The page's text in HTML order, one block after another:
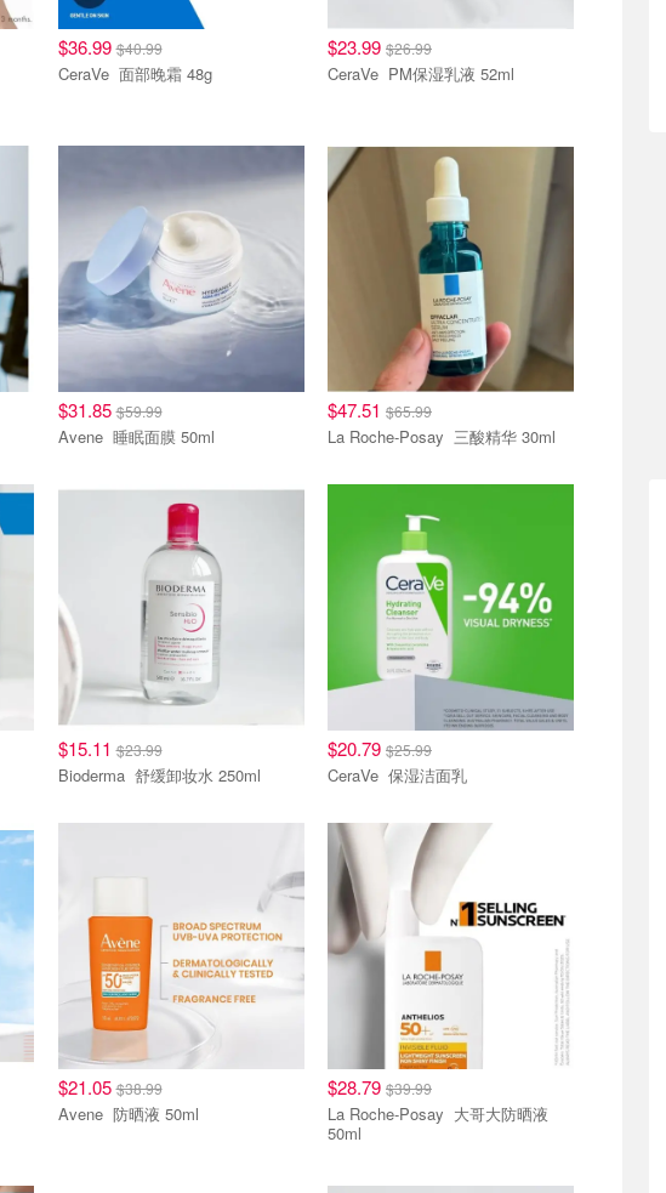
$36.99$40.99
CeraVe 面部晚霜 48g
$23.99 $26.99
CeraVe PM保湿乳液 52ml
$31.85$59.99
Avene 睡眠面膜 50ml
$47.51 $65.99
La Roche-Posay 三酸精华 30ml
$15.11$23.99
Bioderma 舒缓卸妆水 250ml
$20.79 $25.99
CeraVe 保湿洁面乳
$21.05$38.99
Avene 防晒液 50ml
$28.79 $39.99
La Roche-Posay 大哥大防晒液
50ml